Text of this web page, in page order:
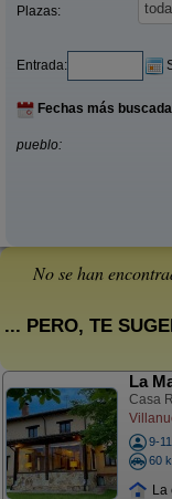
Plazas:
Entrada:
Fechas más
pueblo:
No se han
... PERO, TE
La
Casa
9-
60
La